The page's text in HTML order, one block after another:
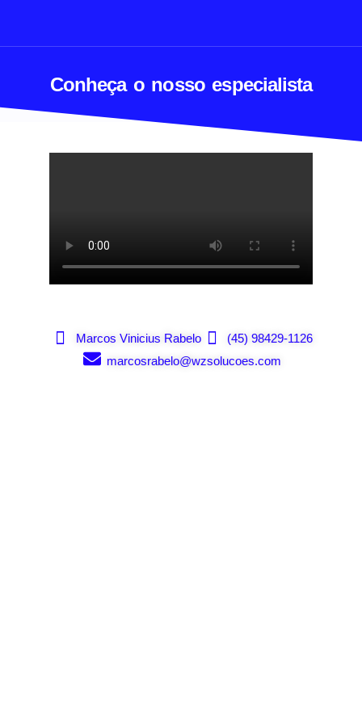
Conheça o nosso especialista
Marcos Vinicius Rabelo
(45) 98429-1126
marcosrabelo@wzsolucoes.com